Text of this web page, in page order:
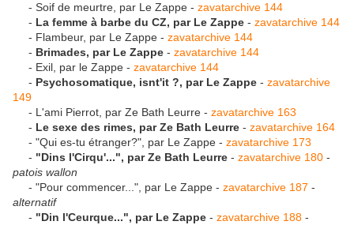
- Soif de meurtre, par Le Zappe - zavatarchive 144
- La femme à barbe du CZ, par Le Zappe - zavatarchive 144
- Flambeur, par Le Zappe - zavatarchive 144
- Brimades, par Le Zappe - zavatarchive 144
- Exil, par le Zappe - zavatarchive 144
- Psychosomatique, isnt'it ?, par Le Zappe - zavatarchive
149
- L'ami Pierrot, par Ze Bath Leurre - zavatarchive 163
- Le sexe des rimes, par Ze Bath Leurre - zavatarchive 164
- "Qui es-tu étranger?", par Le Zappe - zavatarchive 173
- "Dins l'Cirqu'...", par Ze Bath Leurre - zavatarchive 180 -
patois wallon
- "Pour commencer...", par Le Zappe - zavatarchive 187 -
alternatif
- "Din l'Ceurque...", par Le Zappe - zavatarchive 188 -